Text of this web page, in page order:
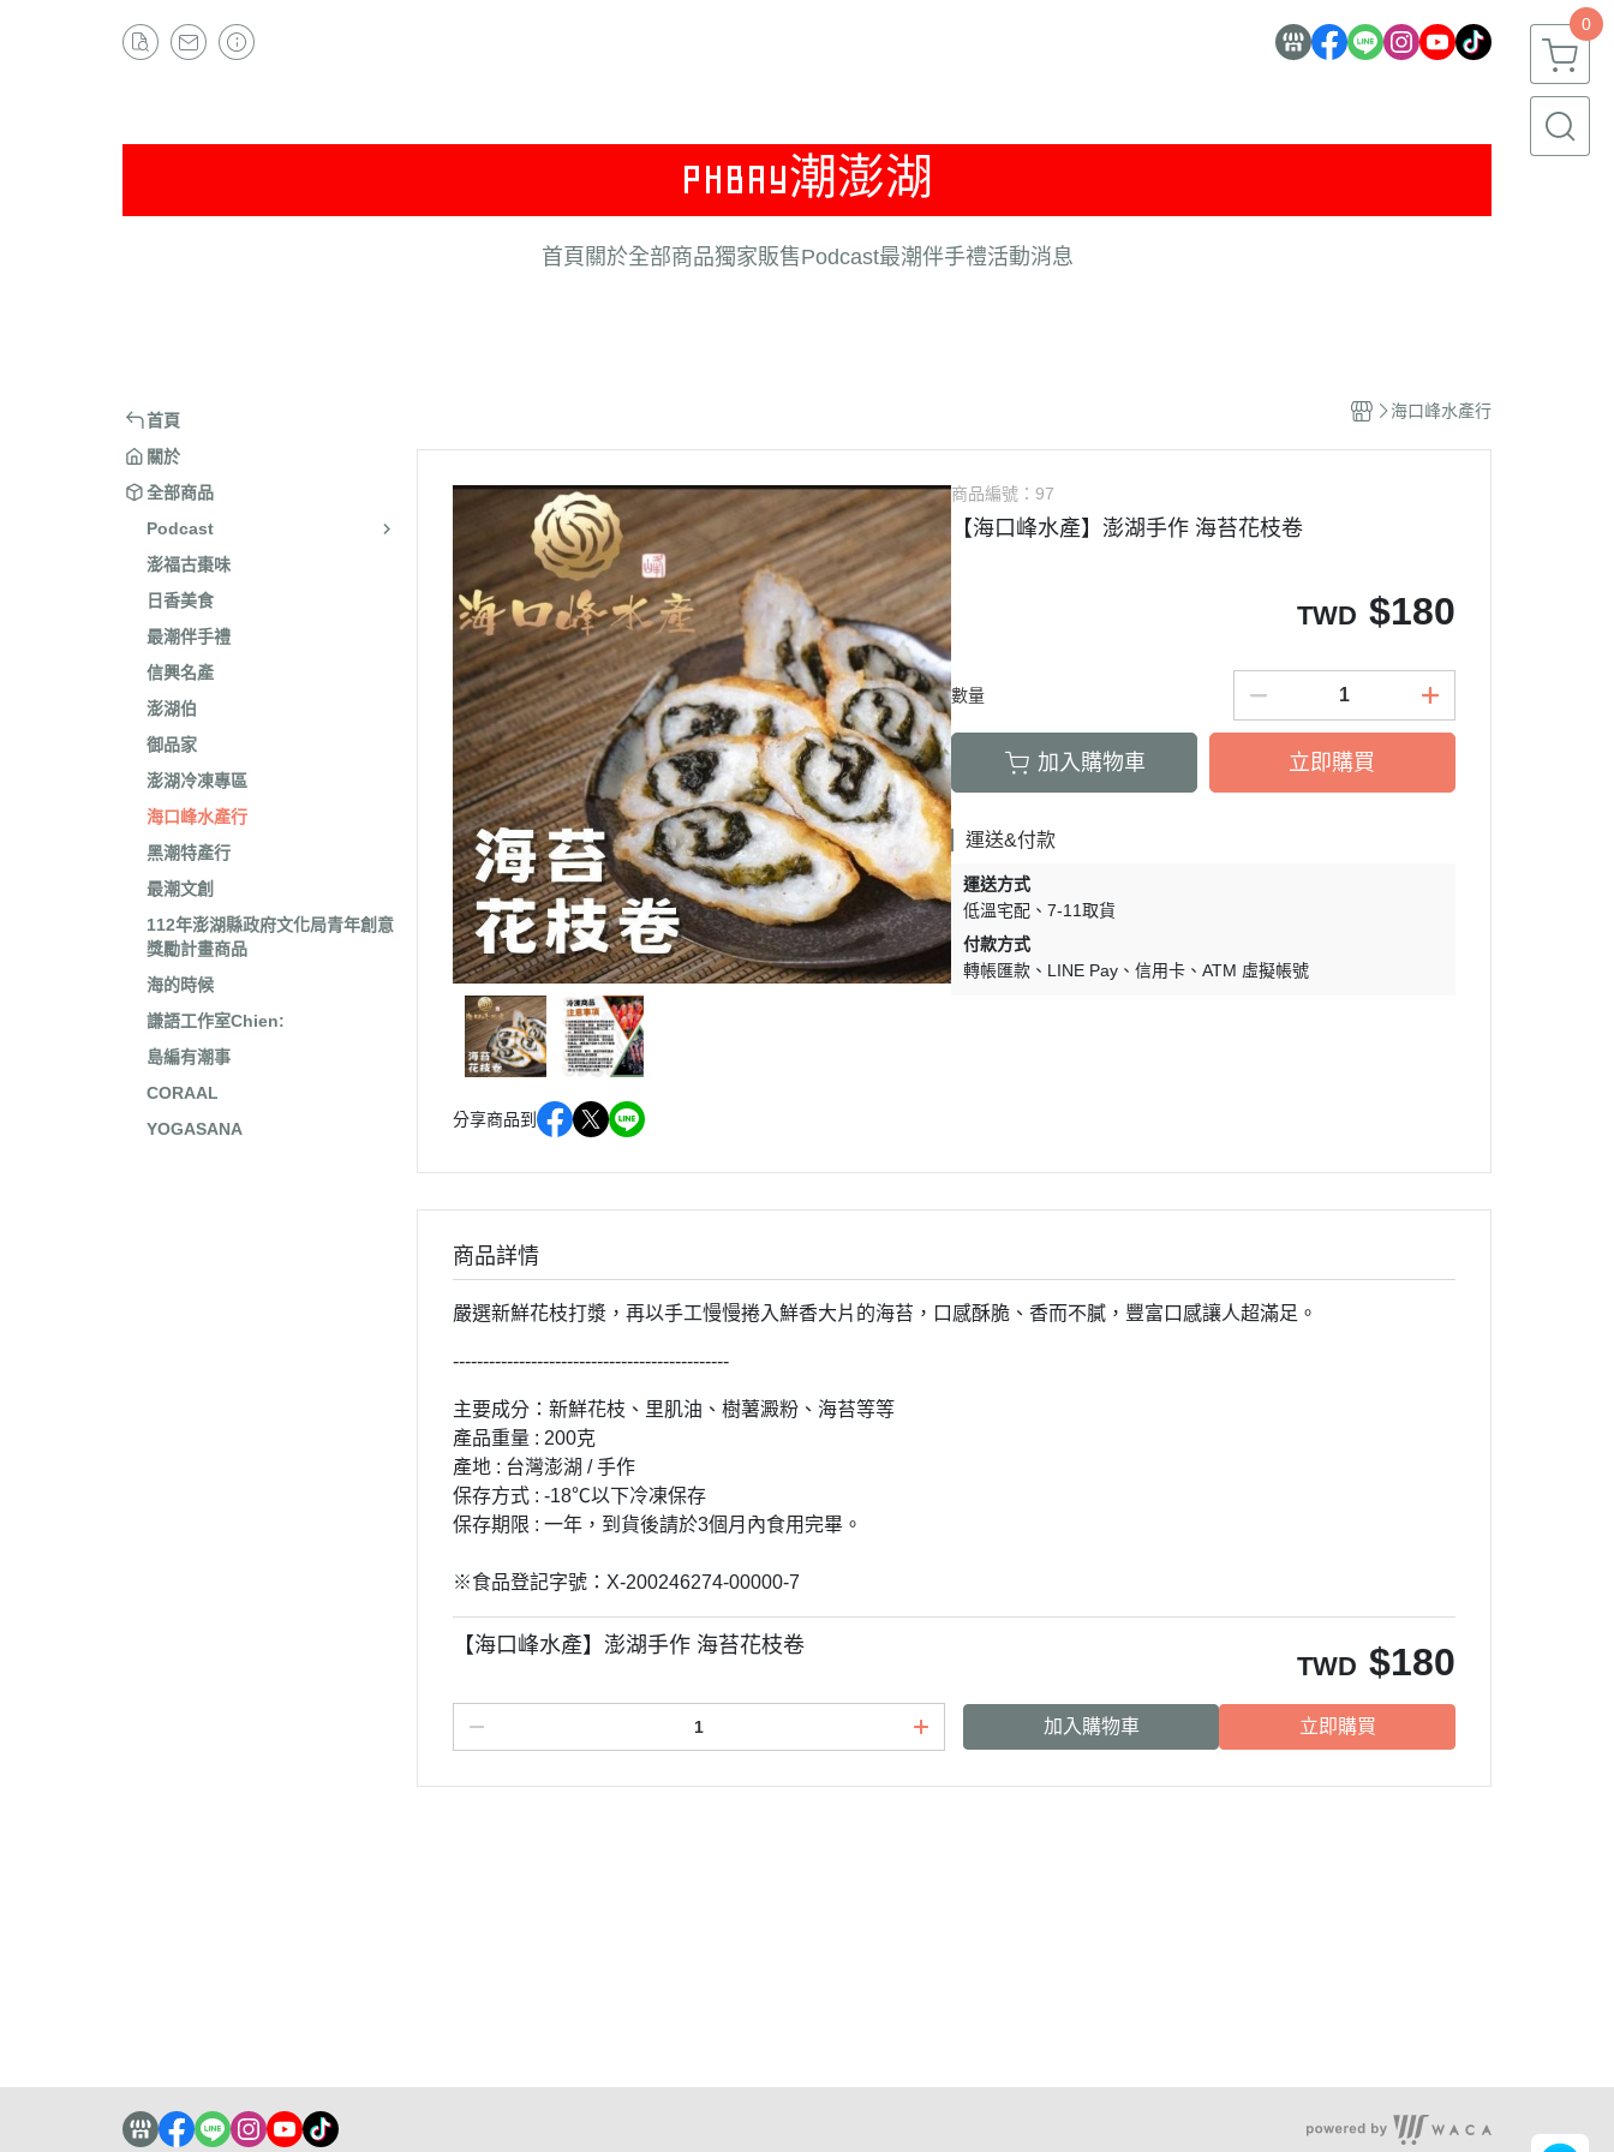
0
PHBAY潮澎湖
首頁 關於全部商品獨家販售Podcast最潮伴手禮活動消息
首頁
關於
全部商品
Podcast
澎福古棗味
日香美食
最潮伴手禮
信興名產
澎湖伯
御品家
澎湖冷凍專區
海口峰水產行
黑潮特產行
最潮文創
112年澎湖縣政府文化局青年創意
獎勵計畫商品
海的時候
謙語工作室Chien:
島編有潮事
CORAAL
YOGASANA
海口峰水產行
分享商品到
商品編號： 97
【海口峰水產】澎湖手作 海苔花枝卷
TWD $180
數量
加入購物車 立即購買
運送&付款
運送方式
低溫宅配
7-11取貨
付款方式
轉帳匯款
LINE Pay 信用卡 ATM 虛擬帳號
商品詳情
嚴選新鮮花枝打漿，再以手工慢慢捲入鮮香大片的海苔，口感酥脆、香而不膩，豐富口感讓人超滿足。
----------------------------------------------
主要成分：新鮮花枝、里肌油、樹薯澱粉、海苔等等
產品重量 : 200克
產地 : 台灣澎湖 / 手作
保存方式 : -18℃以下冷凍保存
保存期限 : 一年，到貨後請於3個月內食用完畢。
※食品登記字號：X-200246274-00000-7
【海口峰水產】澎湖手作 海苔花枝卷
TWD $180
加入購物車 立即購買